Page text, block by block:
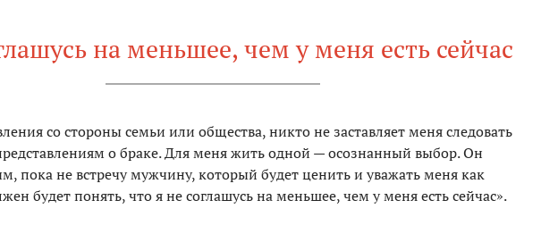
на меньшее, чем у меня есть сейчас
со стороны семьи или общества, никто не заставляет меня следовать
о браке. Для меня жить одной — осознанный выбор. Он
пока не встречу мужчину, который будет ценить и уважать меня как
будет понять, что я не соглашусь на меньшее, чем у меня есть сейчас».